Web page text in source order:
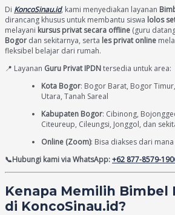
Di KoncoSinau.id, kami menyediakan layanan
dirancang khusus untuk membantu siswa lolos
melayani kursus privat secara offline (guru
Bogor dan sekitarnya, serta les privat online
fleksibel belajar dari rumah.
📍 Layanan Guru Privat IPDNtersedia untuk area:
Kota Bogor: Bogor Barat, Bogor
Utara, Tanah Sareal
Kabupaten Bogor: Cibinong,
Citeureup, Cileungsi, Jonggol, dan
Online (Zoom): Bisa diakses dari mana
📞Hubungi kami via WhatsApp:+62 877-8579-
Kenapa Memilih Bimbel
di KoncoSinau.id?